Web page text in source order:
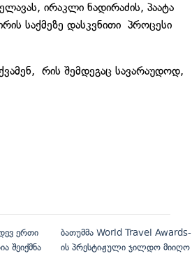
ირაკლი ნადირაძის, პაატა
საქმეზე დასკვნითი პროცესი
რის შემდეგაც სავარაუდოდ,
ერთი
შეიქმნა
ბათუმმა World Travel Awards-
ის პრესტიჟული ჯილდო მიიღო